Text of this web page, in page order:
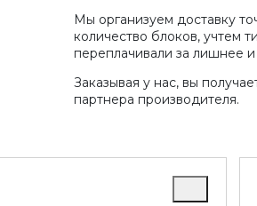
Мы организуем доставку
количество блоков, учтем
переплачивали за лишнее
Заказывая у нас, вы
партнера производителя.